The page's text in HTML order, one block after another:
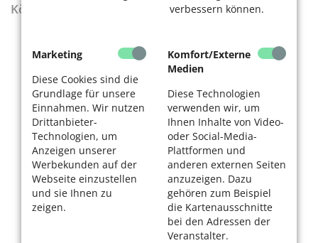
verbessern können.
Marketing
Diese Cookies sind die
Grundlage für unsere
Einnahmen. Wir nutzen
Drittanbieter-
Technologien, um
Anzeigen unserer
Werbekunden auf der
Webseite einzustellen
und sie Ihnen zu
zeigen.
Komfort/Externe
Medien
Diese Technologien
verwenden wir, um
Ihnen Inhalte von Video-
oder Social-Media-
Plattformen und
anderen externen Seiten
anzuzeigen. Dazu
gehören zum Beispiel
die Kartenausschnitte
bei den Adressen der
Veranstalter.
KölnerLeben Sommer 2026